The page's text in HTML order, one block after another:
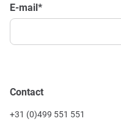
E-mail*
Contact
+31 (0)499 551 551